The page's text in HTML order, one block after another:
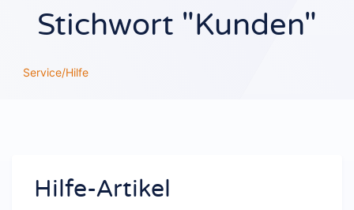
Stichwort "Kunden"
Service/Hilfe
Hilfe-Artikel